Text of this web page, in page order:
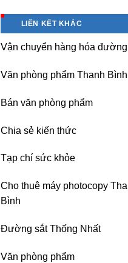
Yên,
sau
nghiệp
LIÊN KẾT KHÁC
Vận chuyển hàng hóa
Văn phòng phẩm Thanh Bình
Bán văn phòng phẩm
Chia sẻ kiến thức
Tạp chí sức khỏe
Cho thuê máy photocopy
Bình
Đường sắt Thống Nhất
Văn phòng phẩm